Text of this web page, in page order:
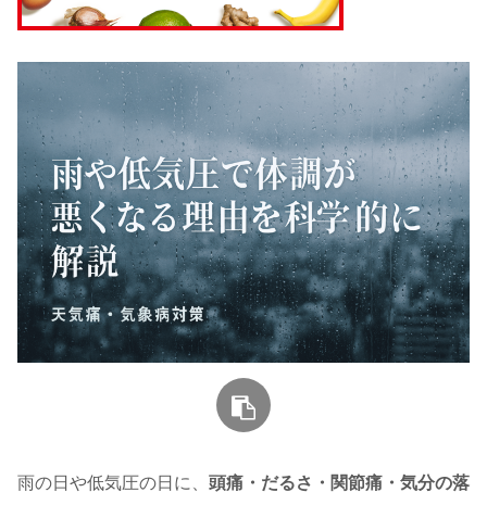
雨の日や低気圧の日に、 頭痛・だるさ・関節痛・気分の落